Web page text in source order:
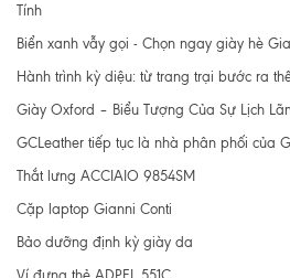
Tính
Biển xanh vẫy gọi - Chọn ngay giày hè
Hành trình kỳ diệu: từ trang trại bước ra
Giày Oxford – Biểu Tượng Của Sự Lịch
GCLeather tiếp tục là nhà phân phối của
Thắt lưng ACCIAIO 9854SM
Cặp laptop Gianni Conti
Bảo dưỡng định kỳ giày da